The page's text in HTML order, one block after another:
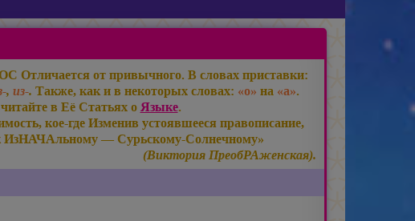
Отличается от привычного. В словах приставки:
, из-. Также, как и в некоторых словах: «о» на «а».
в Её Статьях оЯзыке.
кое-где Изменив устоявшееся правописание,
— Сурьскому-Солнечному»
(Виктория ПреобРАженская).